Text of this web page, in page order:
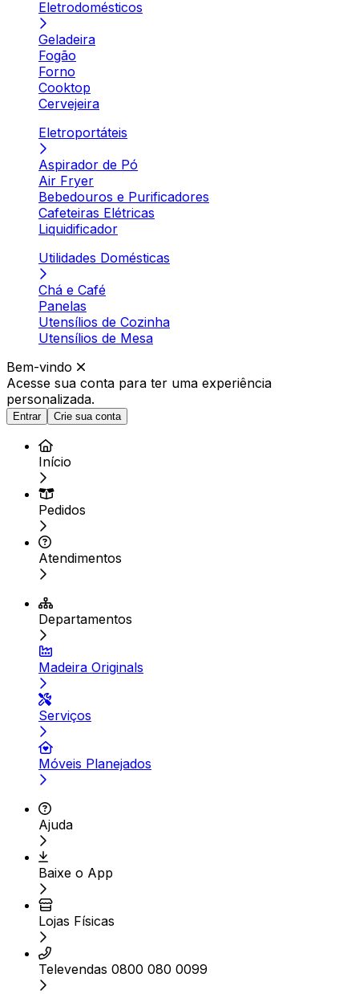
Eletrodomésticos
Geladeira
Fogão
Forno
Cooktop
Cervejeira
Eletroportáteis
Aspirador de Pó
Air Fryer
Bebedouros e Purificadores
Cafeteiras Elétricas
Liquidificador
Utilidades Domésticas
Chá e Café
Panelas
Utensílios de Cozinha
Utensílios de Mesa
Bem-vindo
Acesse sua conta para ter uma experiência
personalizada.
Entrar Crie sua conta
Início
Pedidos
Atendimentos
Departamentos
Madeira Originals
Serviços
Móveis Planejados
Ajuda
Baixe o App
Lojas Físicas
Televendas 0800 080 0099